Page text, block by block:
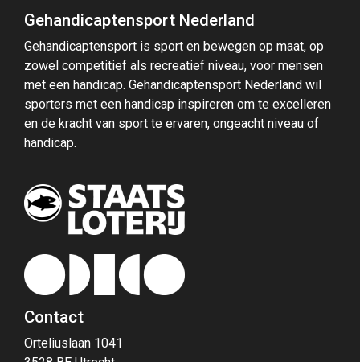
Gehandicaptensport Nederland
Gehandicaptensport is sport en bewegen op maat, op
zowel competitief als recreatief niveau, voor mensen
met een handicap. Gehandicaptensport Nederland wil
sporters met een handicap inspireren om te excelleren
en de kracht van sport te ervaren, ongeacht niveau of
handicap.
Contact
Orteliuslaan 1041